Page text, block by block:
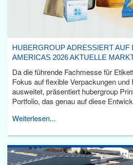
HUBERGROUP ADRESSIERT AUF
AMERICAS 2026 AKTUELLE
Da die führende Fachmesse für
Fokus auf flexible Verpackungen und
ausweitet, präsentiert hubergroup
Portfolio, das genau auf diese
Weiterlesen...